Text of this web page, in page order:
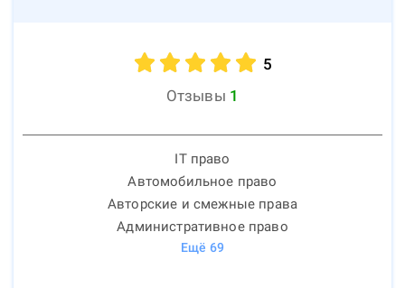
5
Отзывы 1
IT право
Автомобильное право
Авторские и смежные права
Административное право
Ещё 69